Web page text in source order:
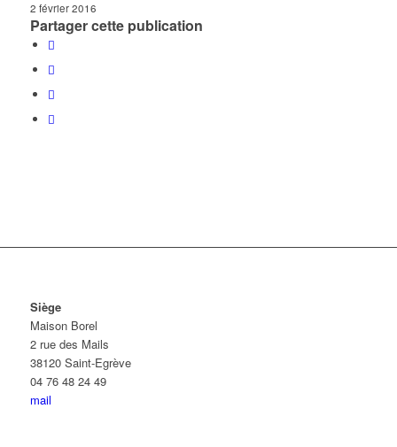
2 février 2016
Partager cette publication
Siège
Maison Borel
2 rue des Mails
38120 Saint-Egrève
04 76 48 24 49
mail